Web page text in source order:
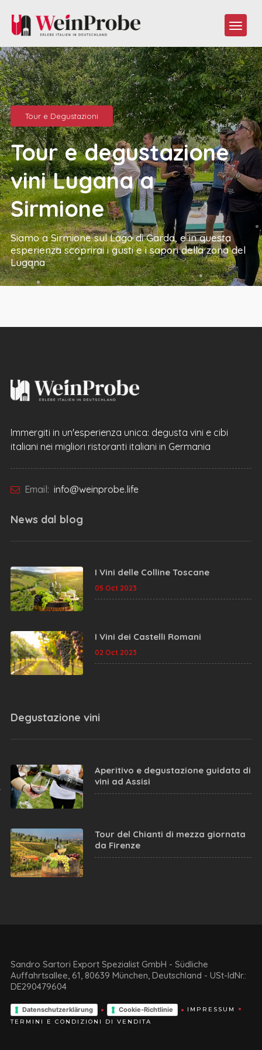
Tour e Degustazioni
Tour e degustazione
vini Lugana a
Sirmione
Siamo a Sirmione sul Lago di Garda, e in questa
esperienza scoprirai i gusti e i sapori della zona del
Lugana
Immergiti in un'esperienza unica: degusta vini e cibi
italiani nei migliori ristoranti italiani in Germania
Email: info@weinprobe.life
News dal blog
I Vini delle Colline Toscane
05 Oct 2023
I Vini dei Castelli Romani
02 Oct 2023
Degustazione vini
Aperitivo e degustazione guidata di
vini ad Assisi
Tour del Chianti di mezza giornata
da Firenze
Sandro Sartori Export Spezialist GmbH - Südliche
Auffahrtsallee, 61, 80639 München, Deutschland - USt-IdNr.:
DE290479604
Datenschutzerklärung Cookie-Richtlinie
IMPRESSUM
TERMINI E CONDIZIONI DI VENDITA